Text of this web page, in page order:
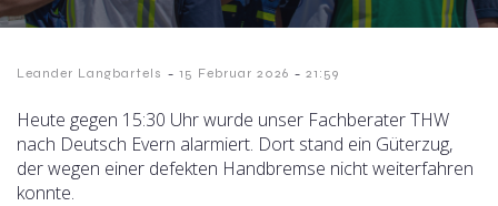
Leander Langbartels - 15 Februar 2026 - 21:59
Heute gegen 15:30 Uhr wurde unser Fachberater THW
nach Deutsch Evern alarmiert. Dort stand ein Güterzug,
der wegen einer defekten Handbremse nicht weiterfahren
konnte.